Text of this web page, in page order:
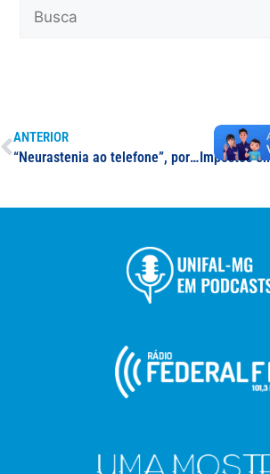
ANTERIOR
“Neurastenia ao telefone”, por Eloésio Paulo